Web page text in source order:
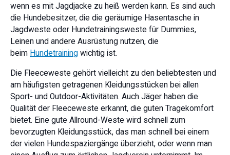
wenn es mit Jagdjacke zu heiß werden kann. Es sind auch
die Hundebesitzer, die die geräumige Hasentasche in
Jagdweste oder Hundetrainingsweste für Dummies,
Leinen und andere Ausrüstung nutzen, die
beim Hundetraining wichtig ist.
Die Fleeceweste gehört vielleicht zu den beliebtesten und
am häufigsten getragenen Kleidungsstücken bei allen
Sport- und Outdoor-Aktivitäten. Auch Jäger haben die
Qualität der Fleeceweste erkannt, die guten Tragekomfort
bietet. Eine gute Allround-Weste wird schnell zum
bevorzugten Kleidungsstück, das man schnell bei einem
der vielen Hundespaziergänge überzieht, oder wenn man